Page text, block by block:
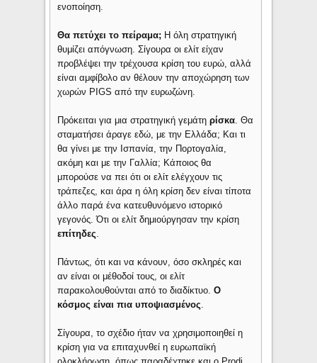
ενοποίηση.
Θα πετύχει το πείραμα; Η όλη στρατηγική
θυμίζει απόγνωση. Σίγουρα οι ελίτ είχαν
προβλέψει την τρέχουσα κρίση του ευρώ, αλλά
είναι αμφίβολο αν θέλουν την αποχώρηση των
χωρών PIGS από την ευρωζώνη.
Πρόκειται για μια στρατηγική γεμάτηρίσκα. Θα
σταματήσει άραγε εδώ, με την Ελλάδα; Και τι
θα γίνει με την Ισπανία, την Πορτογαλία,
ακόμη και με την Γαλλία; Κάποιος θα
μπορούσε να πει ότι οι ελίτ ελέγχουν τις
τράπεζες, και άρα η όλη κρίση δεν είναι τίποτα
άλλο παρά ένα κατευθυνόμενο ιστορικό
γεγονός. Ότι οι ελίτ δημιούργησαν την κρίση
επίτηδες.
Πάντως, ότι και να κάνουν, όσο σκληρές και
αν είναι οι μέθοδοί τους, οι ελίτ
παρακολουθούνται από το διαδίκτυο.Ο
κόσμος είναι πια υποψιασμένος.
Σίγουρα, το σχέδιο ήταν να χρησιμοποιηθεί η
κρίση για να επιταχυνθεί η ευρωπαϊκή